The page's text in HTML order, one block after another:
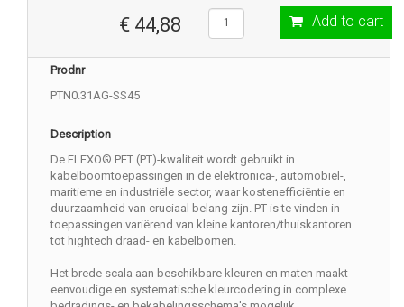
€ 44,88 Add to cart
Prodnr
PTN0.31AG-SS45
Description
De FLEXO® PET (PT)-kwaliteit wordt gebruikt in
kabelboomtoepassingen in de elektronica-, automobiel-,
maritieme en industriële sector, waar kostenefficiëntie en
duurzaamheid van cruciaal belang zijn. PT is te vinden in
toepassingen variërend van kleine kantoren/thuiskantoren
tot hightech draad- en kabelbomen.
Het brede scala aan beschikbare kleuren en maten maakt
eenvoudige en systematische kleurcodering in complexe